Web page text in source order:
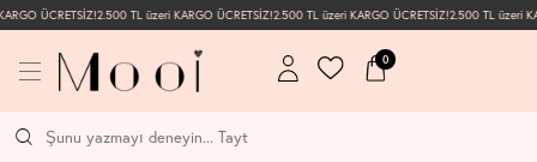
ÜCRETSİZ!2.500 TL üzeri KARGO ÜCRETSİZ!2.500 TL üzeri KARGO ÜCRETSİZ!2.500 TL üzeri
0